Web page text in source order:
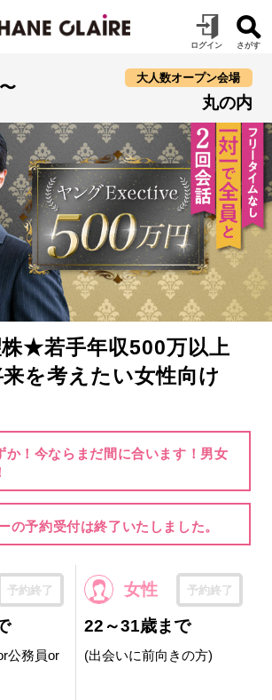
大人数オープン会場
丸の内
★若手年収500万以上
を考えたい女性向け
か！今ならまだ間に合います！男女
の予約受付は終了いたしました。
予約終了
公務員or
女性 予約終了
22～31歳まで
(出会いに前向きの方)